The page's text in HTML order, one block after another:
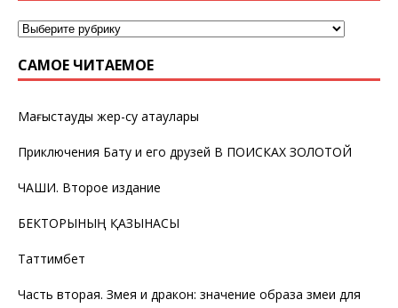
САМОЕ ЧИТАЕМОЕ
Маңғыстаудың жер-су атаулары
Приключения Бату и его друзей В ПОИСКАХ ЗОЛОТОЙ
ЧАШИ. Второе издание
БЕКТОРЫНЫҢ ҚАЗЫНАСЫ
Таттимбет
Часть вторая. Змея и дракон: значение образа змеи для